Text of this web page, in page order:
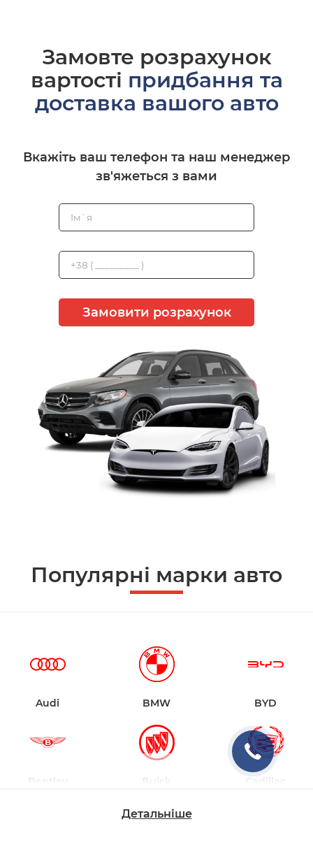
Замовте розрахунок
вартості придбання та
доставка вашого авто
Вкажіть ваш телефон та наш менеджер
зв'яжеться з вами
Замовити розрахунок
Популярні марки авто
Audi BMW BYD
Bentley Buick Cadillac
Детальніше